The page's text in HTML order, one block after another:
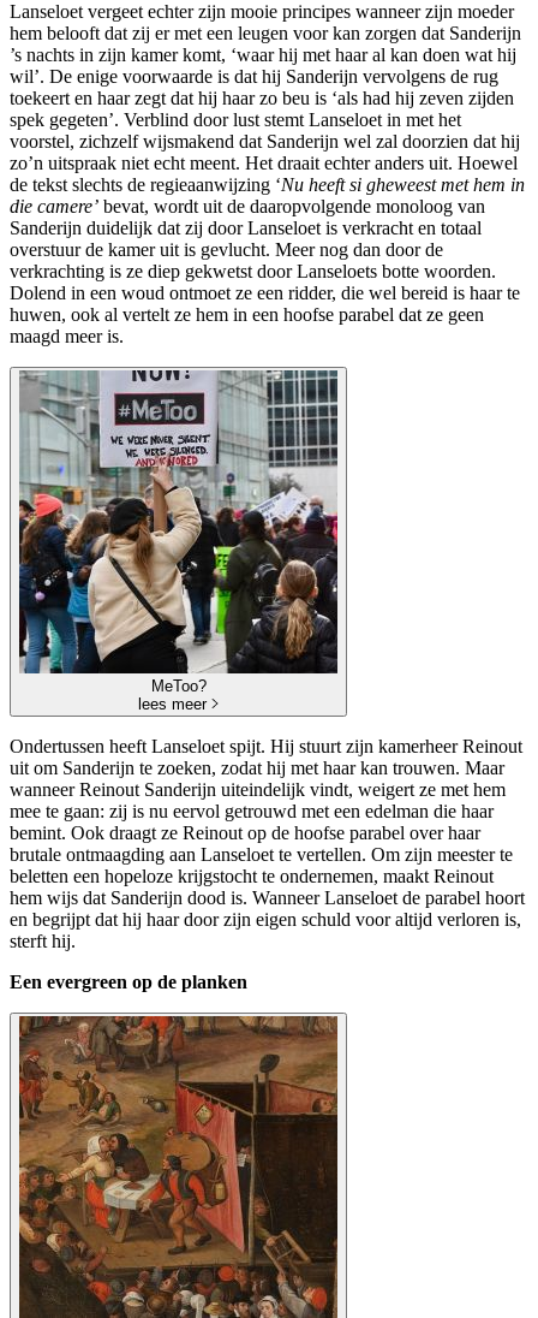
Lanseloet vergeet echter zijn mooie principes wanneer zijn moeder
hem belooft dat zij er met een leugen voor kan zorgen dat Sanderijn
’s nachts in zijn kamer komt, ‘waar hij met haar al kan doen wat hij
wil’. De enige voorwaarde is dat hij Sanderijn vervolgens de rug
toekeert en haar zegt dat hij haar zo beu is ‘als had hij zeven zijden
spek gegeten’. Verblind door lust stemt Lanseloet in met het
voorstel, zichzelf wijsmakend dat Sanderijn wel zal doorzien dat hij
zo’n uitspraak niet echt meent. Het draait echter anders uit. Hoewel
de tekst slechts de regieaanwijzing ‘Nu heeft si gheweest met hem in
die camere’ bevat, wordt uit de daaropvolgende monoloog van
Sanderijn duidelijk dat zij door Lanseloet is verkracht en totaal
overstuur de kamer uit is gevlucht. Meer nog dan door de
verkrachting is ze diep gekwetst door Lanseloets botte woorden.
Dolend in een woud ontmoet ze een ridder, die wel bereid is haar te
huwen, ook al vertelt ze hem in een hoofse parabel dat ze geen
maagd meer is.
MeToo?
lees meer
Ondertussen heeft Lanseloet spijt. Hij stuurt zijn kamerheer Reinout
uit om Sanderijn te zoeken, zodat hij met haar kan trouwen. Maar
wanneer Reinout Sanderijn uiteindelijk vindt, weigert ze met hem
mee te gaan: zij is nu eervol getrouwd met een edelman die haar
bemint. Ook draagt ze Reinout op de hoofse parabel over haar
brutale ontmaagding aan Lanseloet te vertellen. Om zijn meester te
beletten een hopeloze krijgstocht te ondernemen, maakt Reinout
hem wijs dat Sanderijn dood is. Wanneer Lanseloet de parabel hoort
en begrijpt dat hij haar door zijn eigen schuld voor altijd verloren is,
sterft hij.
Een evergreen op de planken